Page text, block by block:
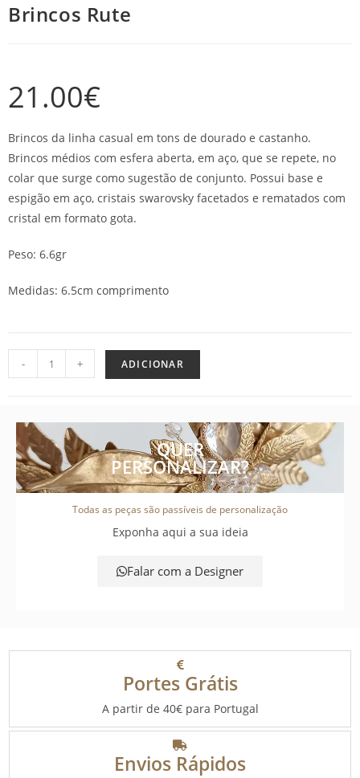
Brincos Rute
21.00€
Brincos da linha casual em tons de dourado e castanho.
Brincos médios com esfera aberta, em aço, que se repete, no
colar que surge como sugestão de conjunto. Possui base e
espigão em aço, cristais swarovsky facetados e rematados com
cristal em formato gota.
Peso: 6.6gr
Medidas: 6.5cm comprimento
- + ADICIONAR
QUER
PERSONALIZAR?
Todas as peças são passíveis de personalização
Exponha aqui a sua ideia
Falar com a Designer
Portes Grátis
A partir de 40€ para Portugal
Envios Rápidos